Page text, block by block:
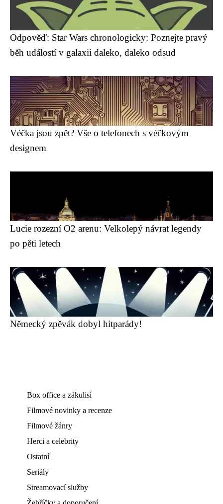
Odpověď: Star Wars chronologicky: Poznejte pravý
běh událostí v galaxii daleko, daleko odsud
Véčka jsou zpět? Vše o telefonech s véčkovým
designem
Lucie rozezní O2 arenu: Velkolepý návrat legendy
po pěti letech
Německý zpěvák dobyl hitparády!
Box office a zákulisí
Filmové novinky a recenze
Filmové žánry
Herci a celebrity
Ostatní
Seriály
Streamovací služby